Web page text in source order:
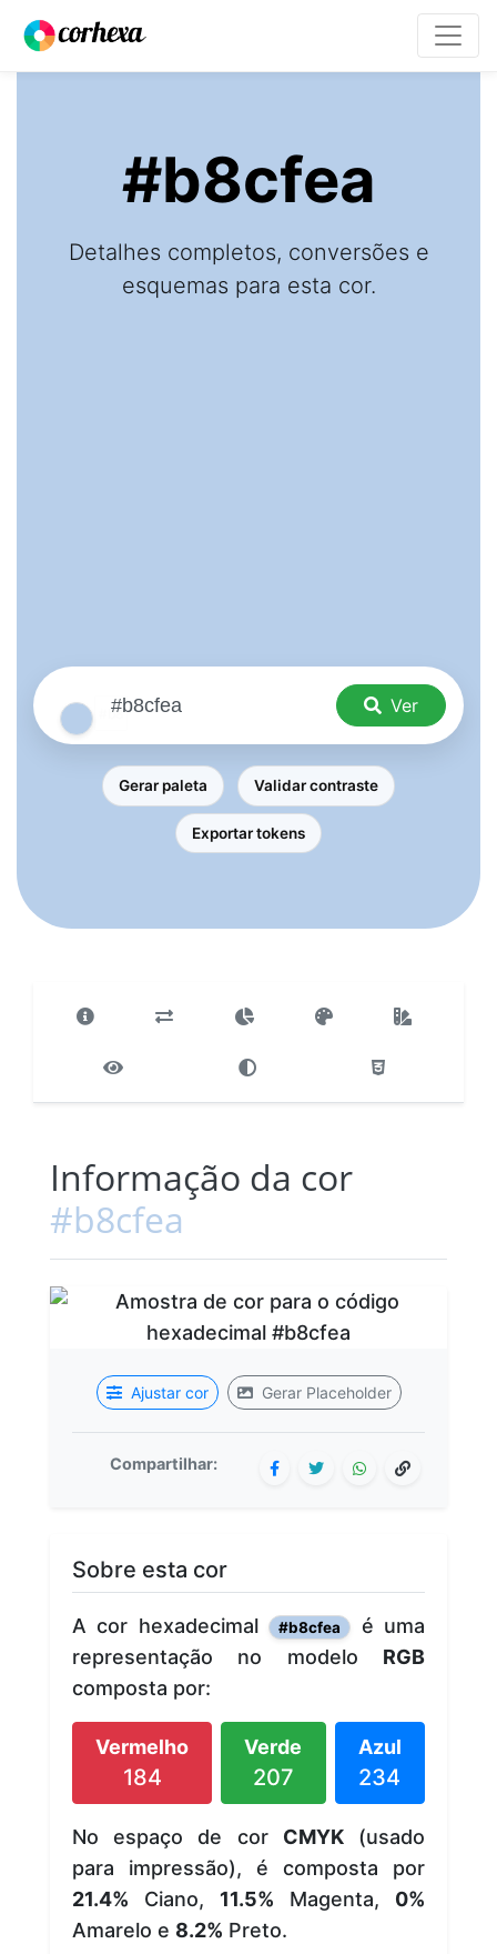
#b8cfea
Detalhes completos, conversões e
esquemas para esta cor.
Ver
Gerar paleta Validar contraste
Exportar tokens
Informação da cor
#b8cfea
Ajustar cor Gerar Placeholder
Compartilhar:
Sobre esta cor
A cor hexadecimal #b8cfea
é uma
representação no modelo RGB
composta por:
Vermelho
184
Verde
207
Azul
234
No espaço de cor CMYK(usado
para impressão), é composta por
21.4% Ciano, 11.5% Magenta, 0%
Amarelo e 8.2% Preto.